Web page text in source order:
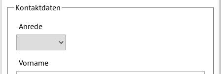
Kontaktdaten
Anrede
Vorname